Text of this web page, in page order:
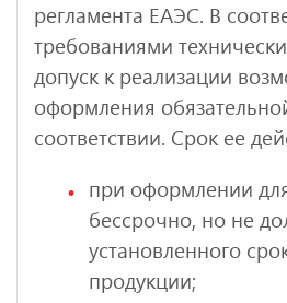
регламента ЕАЭС. В
требованиями
допуск к реализации
оформления
соответствии. Срок ее
при оформлении
бессрочно, но не
установленного
продукции;